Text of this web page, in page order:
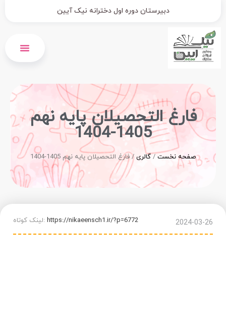
دبیرستان دوره اول دخترانه نیک آیین
فارغ التحصیلان پایه نهم
1405-1404
صفحه نخست /گالری /فارغ التحصیلان پایه نهم 1405-1404
2024-03-26 لینک کوتاه: https://nikaeensch1.ir/?p=6772